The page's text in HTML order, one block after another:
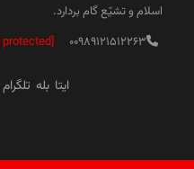
اسلام و تشیّع گام بردارد.
00989121512263
[email protected]
ایتا بله تلگرام